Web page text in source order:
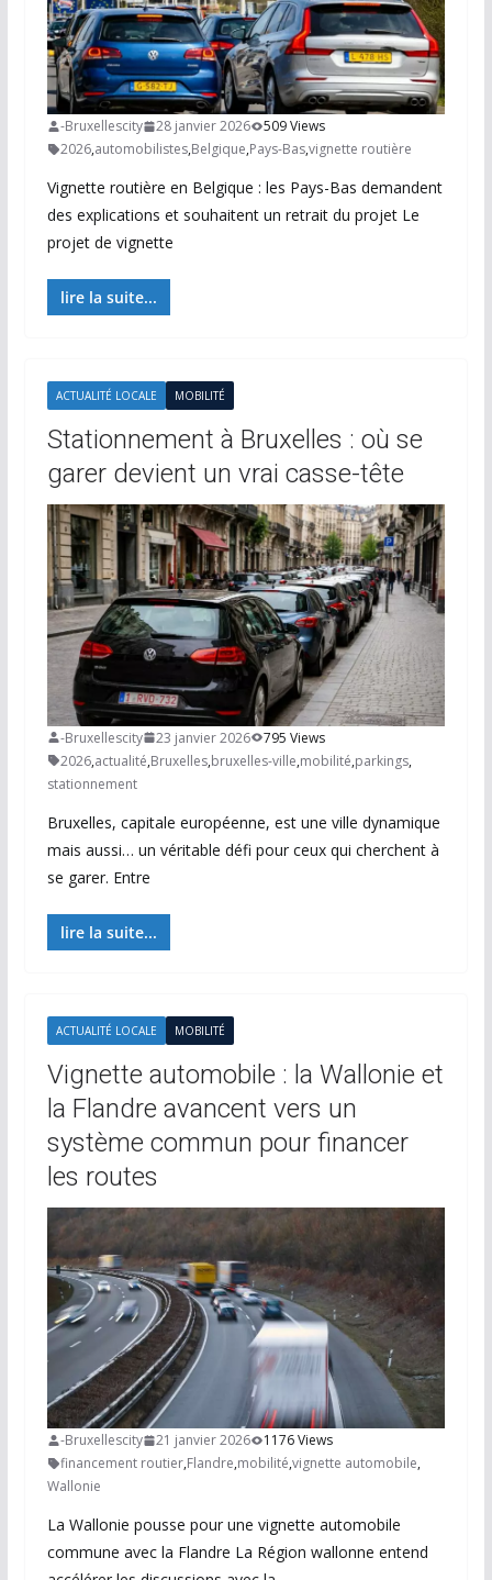
-Bruxellescity 28 janvier 2026
509 Views
2026,automobilistes,Belgique,Pays-Bas,vignette routière
Vignette routière en Belgique : les Pays-Bas demandent
des explications et souhaitent un retrait du projet Le
projet de vignette
lire la suite...
ACTUALITÉ LOCALE MOBILITÉ
Stationnement à Bruxelles : où se
garer devient un vrai casse-tête
-Bruxellescity 23 janvier 2026
795 Views
2026,actualité,Bruxelles,bruxelles-ville,mobilité,parkings,
stationnement
Bruxelles, capitale européenne, est une ville dynamique
mais aussi… un véritable défi pour ceux qui cherchent à
se garer. Entre
lire la suite...
ACTUALITÉ LOCALE MOBILITÉ
Vignette automobile : la Wallonie et
la Flandre avancent vers un
système commun pour financer
les routes
-Bruxellescity 21 janvier 2026
1176 Views
financement routier,Flandre,mobilité,vignette automobile,
Wallonie
La Wallonie pousse pour une vignette automobile
commune avec la Flandre La Région wallonne entend